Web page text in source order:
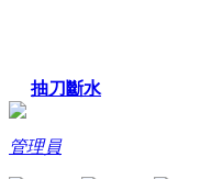
抽刀斷水
管理員